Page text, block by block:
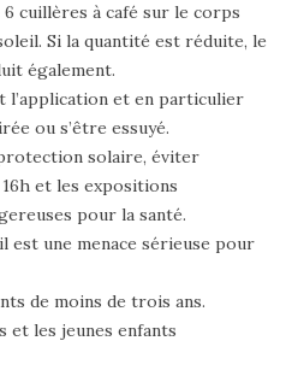
cuillères à café sur le corps
Si la quantité est réduite, le
également.
l’application et en particulier
ou s’être essuyé.
solaire, éviter
et les expositions
pour la santé.
est une menace sérieuse pour
de moins de trois ans.
et les jeunes enfants